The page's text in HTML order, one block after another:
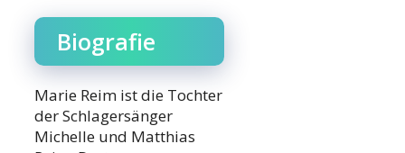
Biografie
Marie Reim ist die Tochter
der Schlagersänger
Michelle und Matthias